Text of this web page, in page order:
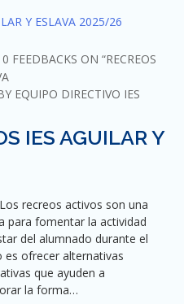
COMMENTS
0 FEEDBACKS ON “RECREOS
EQUIPO DIRECTIVO IES
IES AGUILAR Y
recreos activos son una
para fomentar la actividad
del alumnado durante el
es ofrecer alternativas
que ayuden a
la forma…